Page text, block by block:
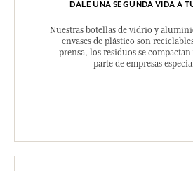
DALE UNA SEGUNDA VIDA A
Nuestras botellas de vidrio y
envases de plástico son
prensa, los residuos se
parte de empresas